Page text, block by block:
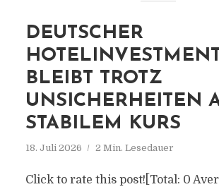
DEUTSCHER
BLEIBT TROTZ
UNSICHERHEITEN
STABILEM KURS
18. Juli 2026 2 Min. Lesedauer
Click to rate this post![Total: 0